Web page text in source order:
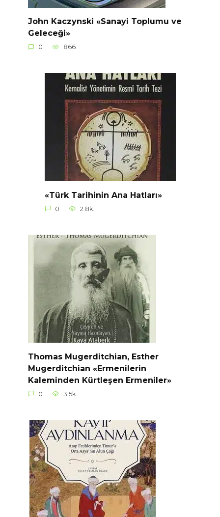
John Kaczynski «Sanayi Toplumu ve
Geleceği»
0 866
«Türk Tarihinin Ana Hatları»
0 2.8k.
Thomas Mugerditchian, Esther
Mugerditchian «Ermenilerin
Kaleminden Kürtleşen Ermeniler»
0 3.5k.